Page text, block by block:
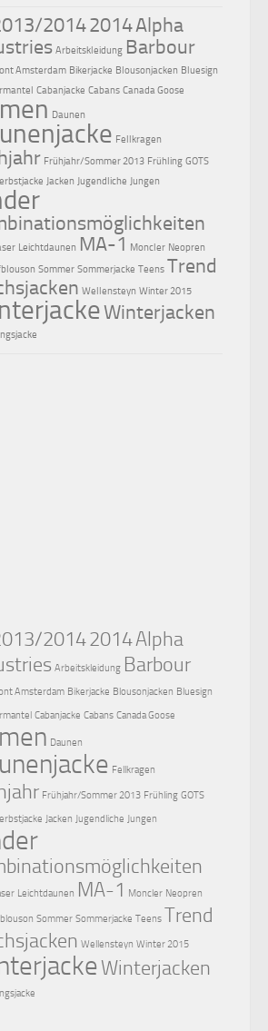
20142014Alpha
Arbeitskleidung Barbour
Amsterdam Bikerjacke Blousonjacken Bluesign
Cabanjacke Cabans Canada Goose
Daunen
Fellkragen
Frühjahr/Sommer 2013 Frühling GOTS
Jacken Jugendliche Jungen
Leichtdaunen MA-1 Moncler Neopren
Sommer Sommerjacke Teens Trend
Wellensteyn Winter 2015
Winterjacken
20142014Alpha
Arbeitskleidung Barbour
Amsterdam Bikerjacke Blousonjacken Bluesign
Cabanjacke Cabans Canada Goose
Daunen
Fellkragen
Frühjahr/Sommer 2013 Frühling GOTS
Jacken Jugendliche Jungen
Leichtdaunen MA-1 Moncler Neopren
Sommer Sommerjacke Teens Trend
Wellensteyn Winter 2015
Winterjacken